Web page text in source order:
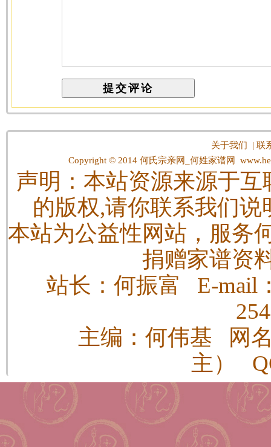
关于我们 |联
Copyright © 2014 何氏宗亲网_何姓家谱网
声明：本站资源来源于
的版权,请你联系我们
本站为公益性网站，服务
捐赠家谱资
站长：何振富 E-mail
主编：何伟基 网
主）